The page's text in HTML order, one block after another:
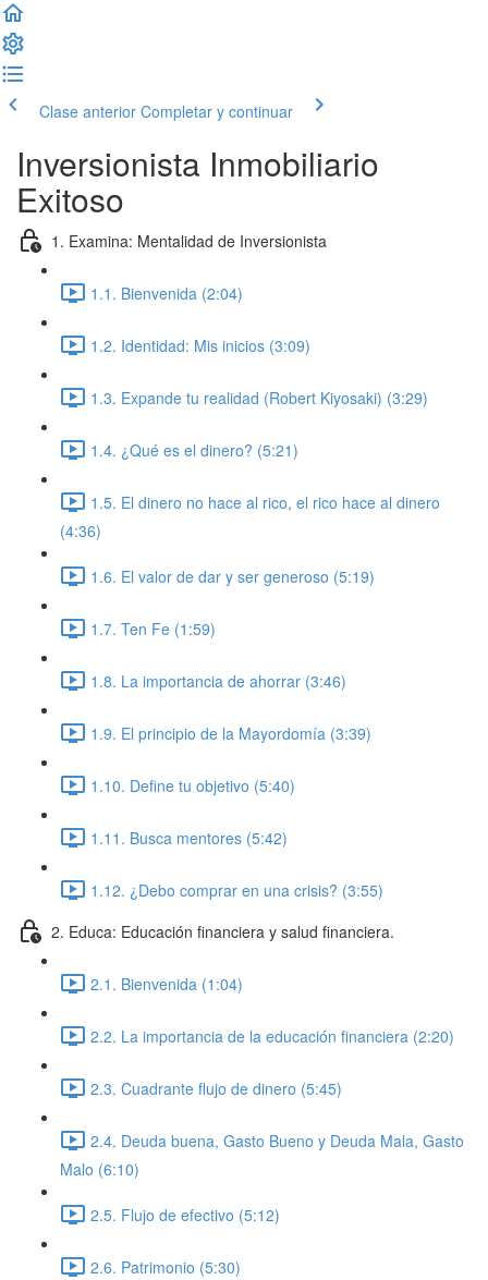
Clase anterior Completar y continuar
Inversionista Inmobiliario
Exitoso
1. Examina: Mentalidad de Inversionista
1.1. Bienvenida (2:04)
1.2. Identidad: Mis inicios (3:09)
1.3. Expande tu realidad (Robert Kiyosaki) (3:29)
1.4. ¿Qué es el dinero? (5:21)
1.5. El dinero no hace al rico, el rico hace al dinero
(4:36)
1.6. El valor de dar y ser generoso (5:19)
1.7. Ten Fe (1:59)
1.8. La importancia de ahorrar (3:46)
1.9. El principio de la Mayordomía (3:39)
1.10. Define tu objetivo (5:40)
1.11. Busca mentores (5:42)
1.12. ¿Debo comprar en una crisis? (3:55)
2. Educa: Educación financiera y salud financiera.
2.1. Bienvenida (1:04)
2.2. La importancia de la educación financiera (2:20)
2.3. Cuadrante flujo de dinero (5:45)
2.4. Deuda buena, Gasto Bueno y Deuda Mala, Gasto
Malo (6:10)
2.5. Flujo de efectivo (5:12)
2.6. Patrimonio (5:30)